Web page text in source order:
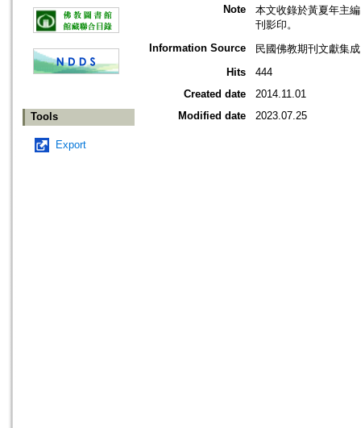
Tools
Export
Note
本文收錄於黃夏年主
刊影印。
Information Source
民國佛教期刊文獻集
Hits
444
Created date
2014.11.01
Modified date
2023.07.25